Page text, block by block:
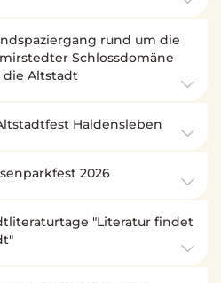
rund um die
Schlossdomäne
die Altstadt
Haldensleben
2026
"Literatur findet